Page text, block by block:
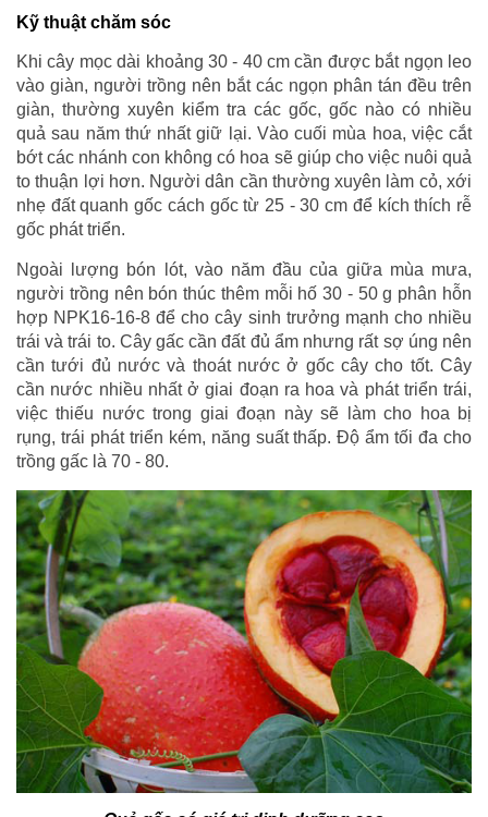
Kỹ thuật chăm sóc
Khi cây mọc dài khoảng 30 - 40 cm cần được bắt ngọn leo
vào giàn, người trồng nên bắt các ngọn phân tán đều trên
giàn, thường xuyên kiểm tra các gốc, gốc nào có nhiều
quả sau năm thứ nhất giữ lại. Vào cuối mùa hoa, việc cắt
bớt các nhánh con không có hoa sẽ giúp cho việc nuôi quả
to thuận lợi hơn. Người dân cần thường xuyên làm cỏ, xới
nhẹ đất quanh gốc cách gốc từ 25 - 30 cm để kích thích rễ
gốc phát triển.
Ngoài lượng bón lót, vào năm đầu của giữa mùa mưa,
người trồng nên bón thúc thêm mỗi hố 30 - 50 g phân hỗn
hợp NPK16-16-8 để cho cây sinh trưởng mạnh cho nhiều
trái và trái to. Cây gấc cần đất đủ ẩm nhưng rất sợ úng nên
cần tưới đủ nước và thoát nước ở gốc cây cho tốt. Cây
cần nước nhiều nhất ở giai đoạn ra hoa và phát triển trái,
việc thiếu nước trong giai đoạn này sẽ làm cho hoa bị
rụng, trái phát triển kém, năng suất thấp. Độ ẩm tối đa cho
trồng gấc là 70 - 80.